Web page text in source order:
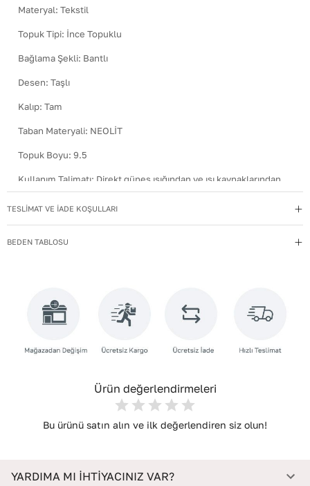
Materyal: Tekstil
Topuk Tipi: İnce Topuklu
Bağlama Şekli: Bantlı
Desen: Taşlı
Kalıp: Tam
Taban Materyali: NEOLİT
Topuk Boyu: 9.5
Kullanım Talimatı: Direkt güneş ışığından ve ısı kaynaklarından
uzak tutun.
Deri ayakkabılarınızı yumuşak bir fırçayla tozdan
bekleyin.
İç Taban Materyali SUNİ DERİ
TESLİMAT VE İADE KOŞULLARI
BEDEN TABLOSU
Ürün değerlendirmeleri
Bu ürünü satın alın ve ilk değerlendiren siz olun!
YARDIMA MI İHTİYACINIZ VAR?